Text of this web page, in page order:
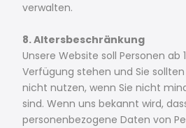
verwalten.
8. Altersbeschränkung
Unsere Website soll Personen ab
Verfügung stehen und Sie
nicht nutzen, wenn Sie nicht
sind. Wenn uns bekannt wird,
personenbezogene Daten von